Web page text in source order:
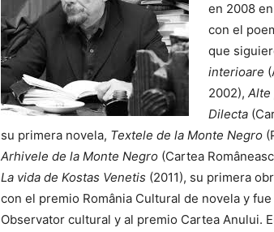
en 2008
con el
que
interioare
2002), Alte
Dilecta
su primera novela, Textele de la Monte Negro
Arhivele de la Monte Negro (Cartea
La vida de Kostas Venetis (2011), su primera
con el premio România Cultural de novela y
Observator cultural y al premio Cartea Anului.